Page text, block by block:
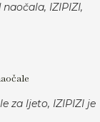
IZIPIZI,
za ljeto, IZIPIZI je